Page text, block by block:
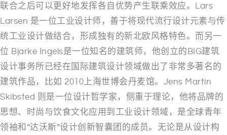
联合之后可以更好地发挥各自优势产生联乘效应。Lars
Larsen 是一位工业设计师，善于将现代流行设计元素与传
统工业设计做结合，形成独有的新北欧风格特色。而另一
位 Bjarke Ingels是一位知名的建筑师，他创立的BIG建筑
设计事务所已经在国际建筑设计领域做出了非常多著名的
建筑作品，比如 2010上海世博会丹麦馆。Jens Martin
Skibsted 则是一位设计哲学家，侧重于理论，他将品牌的
思想、时尚与饮食文化应用到工业设计领域，是全球青年
领袖和“达沃斯”设计创新智囊团的成员。无论是从设计构